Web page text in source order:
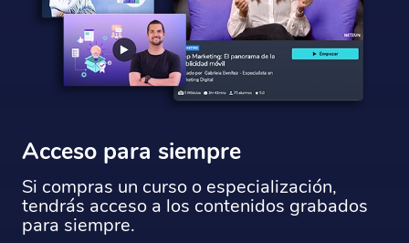
Acceso para siempre
Si compras un curso o especialización,
tendrás acceso a los contenidos grabados
para siempre.